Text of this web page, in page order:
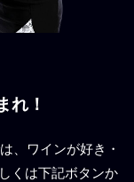
れ！
、ワインが好き・
くは下記ボタンか